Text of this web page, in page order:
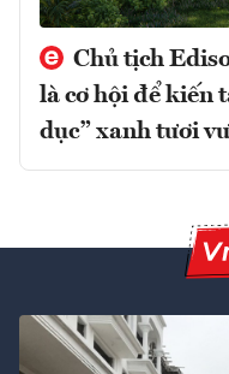
Chủ tịch
là cơ hội để kiến
dục” xanh tươi